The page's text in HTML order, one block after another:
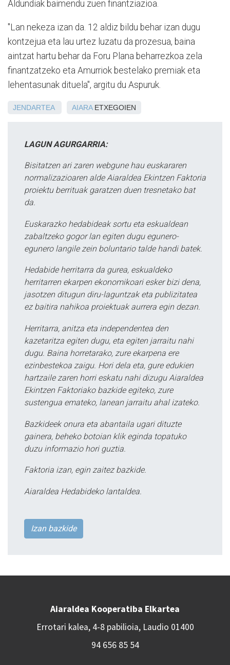
Aldundiak baimendu zuen finantziazioa.
"Lan nekeza izan da. 12 aldiz bildu behar izan dugu
kontzejua eta lau urtez luzatu da prozesua, baina
aintzat hartu behar da Foru Plana beharrezkoa zela
finantzatzeko eta Amurriok bestelako premiak eta
lehentasunak dituela", argitu du Aspuruk.
JENDARTEA AIARAETXEGOIEN
LAGUN AGURGARRIA:
Bisitatzen ari zaren webgune hau euskararen
normalizazioaren alde Aiaraldea Ekintzen Faktoria
proiektu berrituak garatzen duen tresnetako bat
da.
Euskarazko hedabideak sortu eta eskualdean
zabaltzeko gogor lan egiten dugu egunero-
egunero langile zein boluntario talde handi batek.
Hedabide herritarra da gurea, eskualdeko
herritarren ekarpen ekonomikoari esker bizi dena,
jasotzen ditugun diru-laguntzak eta publizitatea
ez baitira nahikoa proiektuak aurrera egin dezan.
Herritarra, anitza eta independentea den
kazetaritza egiten dugu, eta egiten jarraitu nahi
dugu. Baina horretarako, zure ekarpena ere
ezinbestekoa zaigu. Hori dela eta, gure edukien
hartzaile zaren horri eskatu nahi dizugu Aiaraldea
Ekintzen Faktoriako bazkide egiteko, zure
sustengua emateko, lanean jarraitu ahal izateko.
Bazkideek onura eta abantaila ugari dituzte
gainera, beheko botoian klik eginda topatuko
duzu informazio hori guztia.
Faktoria izan, egin zaitez bazkide.
Aiaraldea Hedabideko lantaldea.
Izan bazkide
Aiaraldea Kooperatiba Elkartea
Errotari kalea, 4-8 pabilioia, Laudio 01400
94 656 85 54